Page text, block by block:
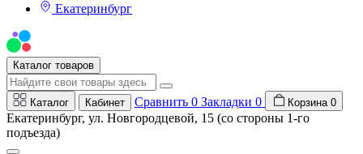
Екатеринбург
Каталог товаров
Каталог Кабинет Сравнить 0 Закладки 0 Корзина 0
Екатеринбург, ул. Новгородцевой, 15 (со стороны 1-го
подъезда)